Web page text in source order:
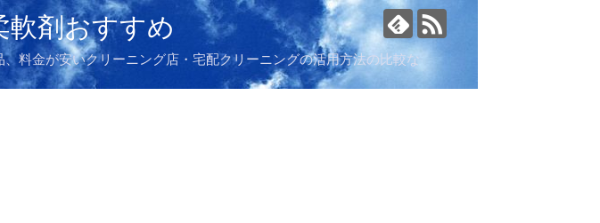
軟剤おすすめ
料金が安いクリーニング店・宅配クリーニングの活用方法の比較な